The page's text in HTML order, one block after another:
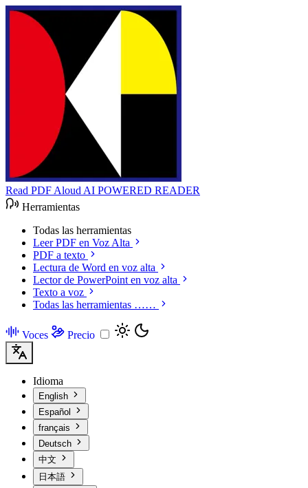
Read PDF Aloud AI POWERED READER
Herramientas
Todas las herramientas
Leer PDF en Voz Alta
PDF a texto
Lectura de Word en voz alta
Lector de PowerPoint en voz alta
Texto a voz
Todas las herramientas ……
Voces Precio
Idioma
English
Español
français
Deutsch
中文
日本語